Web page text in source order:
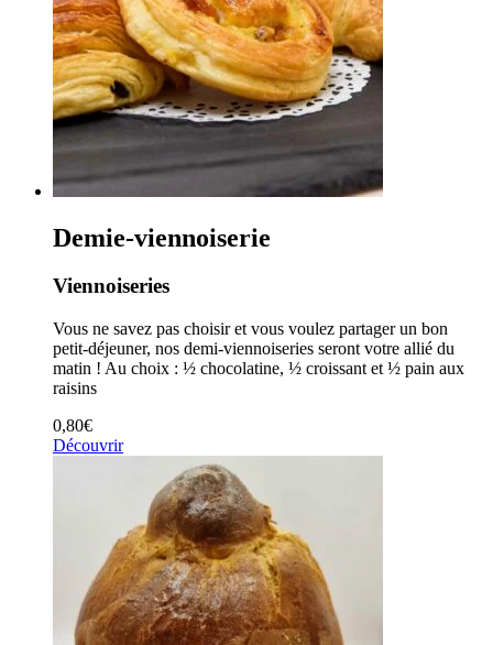
Demie-viennoiserie
Viennoiseries
Vous ne savez pas choisir et vous voulez partager un bon
petit-déjeuner, nos demi-viennoiseries seront votre allié du
matin ! Au choix : ½ chocolatine, ½ croissant et ½ pain aux
raisins
0,80€
Découvrir